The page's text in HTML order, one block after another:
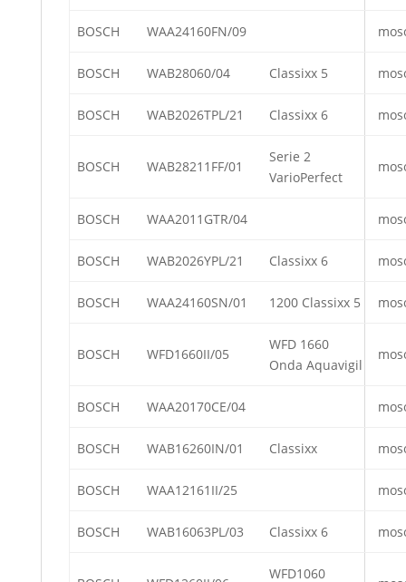
BOSCH WAA24160FN/09
BOSCH WAB28060/04 Classixx 5
BOSCH WAB2026TPL/21 Classixx 6
BOSCH WAB28211FF/01
Serie 2
VarioPerfect
BOSCH WAA2011GTR/04
BOSCH WAB2026YPL/21 Classixx 6
BOSCH WAA24160SN/01 1200 Classixx 5
BOSCH WFD1660II/05
WFD 1660
Onda Aquavigil
BOSCH WAA20170CE/04
BOSCH WAB16260IN/01 Classixx
BOSCH WAA12161II/25
BOSCH WAB16063PL/03 Classixx 6
WFD1060